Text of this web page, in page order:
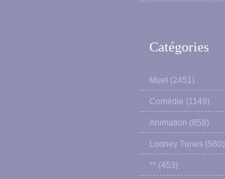
Catégories
Muet (2451)
Comédie (1149)
Animation (858)
Looney Tunes (560)
** (453)